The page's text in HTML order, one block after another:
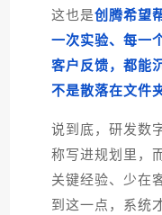
这也是创腾希望
一次实验、每一
客户反馈，都能
不是散落在文件
说到底，研发数
称写进规划里，
关键经验、少在
到这一点，系统